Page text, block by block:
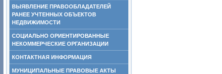
ВЫЯВЛЕНИЕ ПРАВООБЛАДАТЕЛЕЙ
РАНЕЕ УЧТЕННЫХ ОБЪЕКТОВ
НЕДВИЖИМОСТИ
СОЦИАЛЬНО ОРИЕНТИРОВАННЫЕ
НЕКОММЕРЧЕСКИЕ ОРГАНИЗАЦИИ
КОНТАКТНАЯ ИНФОРМАЦИЯ
МУНИЦИПАЛЬНЫЕ ПРАВОВЫЕ АКТЫ